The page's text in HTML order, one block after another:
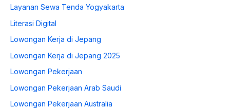
Layanan Sewa Tenda Yogyakarta
Literasi Digital
Lowongan Kerja di Jepang
Lowongan Kerja di Jepang 2025
Lowongan Pekerjaan
Lowongan Pekerjaan Arab Saudi
Lowongan Pekerjaan Australia